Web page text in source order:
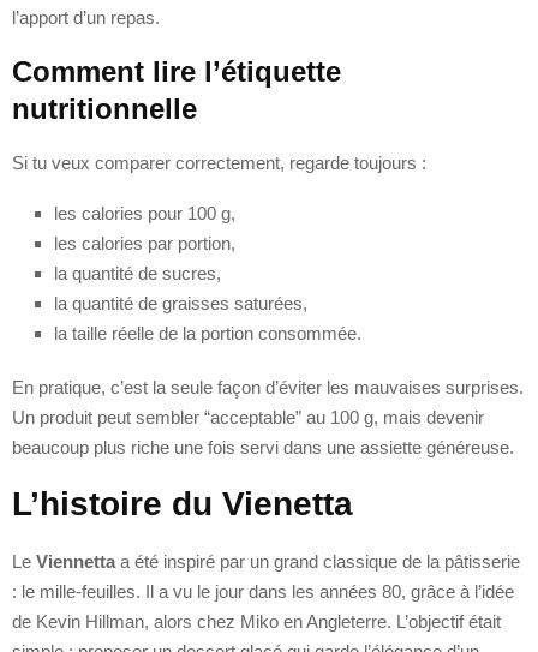
l’apport d’un repas.
Comment lire l’étiquette
nutritionnelle
Si tu veux comparer correctement, regarde toujours :
les calories pour 100 g,
les calories par portion,
la quantité de sucres,
la quantité de graisses saturées,
la taille réelle de la portion consommée.
En pratique, c’est la seule façon d’éviter les mauvaises surprises.
Un produit peut sembler “acceptable” au 100 g, mais devenir
beaucoup plus riche une fois servi dans une assiette généreuse.
L’histoire du Vienetta
Le Viennetta a été inspiré par un grand classique de la pâtisserie
: le mille-feuilles. Il a vu le jour dans les années 80, grâce à l’idée
de Kevin Hillman, alors chez Miko en Angleterre. L’objectif était